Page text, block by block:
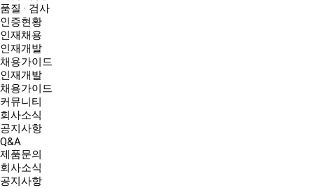
품질 · 검사
인증현황
인재채용
인재개발
채용가이드
인재개발
채용가이드
커뮤니티
회사소식
공지사항
Q&A
제품문의
회사소식
공지사항